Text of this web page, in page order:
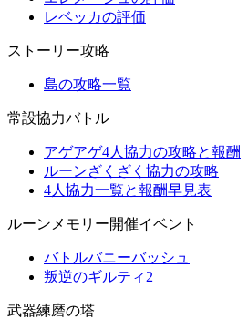
レベッカの評価
ストーリー攻略
島の攻略一覧
常設協力バトル
アゲアゲ4人協力の攻略と報酬
ルーンざくざく協力の攻略
4人協力一覧と報酬早見表
ルーンメモリー開催イベント
バトルバニーバッシュ
叛逆のギルティ2
武器練磨の塔